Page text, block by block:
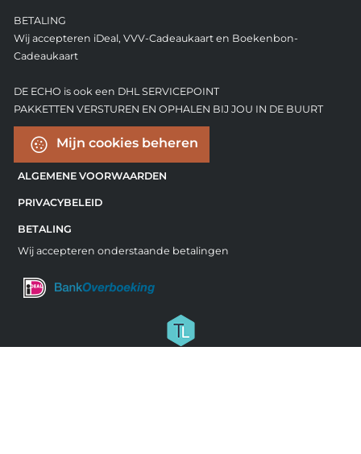
BETALING
Wij accepteren iDeal, VVV-Cadeaukaart en Boekenbon-
Cadeaukaart
DE ECHO is ook een DHL SERVICEPOINT
PAKKETTEN VERSTUREN EN OPHALEN BIJ JOU IN DE BUURT
Mijn cookies beheren
ALGEMENE VOORWAARDEN
PRIVACYBELEID
BETALING
Wij accepteren onderstaande betalingen